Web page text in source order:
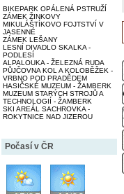
BIKEPARK OPÁLENÁ PSTRUŽÍ
ZÁMEK ŽINKOVY
MIKULÁŠTÍKOVO FOJTSTVÍ V
JASENNÉ
ZÁMEK LEŠANY
LESNÍ DIVADLO SKALKA -
PODLESÍ
ALPALOUKA - ŽELEZNÁ RUDA
PŮJČOVNA KOL A KOLOBĚŽEK -
VRBNO POD PRADĚDEM
HASIČSKÉ MUZEUM - ŽAMBERK
MUZEUM STARÝCH STROJŮ A
TECHNOLOGIÍ - ŽAMBERK
SKI AREÁL SACHROVKA -
ROKYTNICE NAD JIZEROU
Počasí v ČR